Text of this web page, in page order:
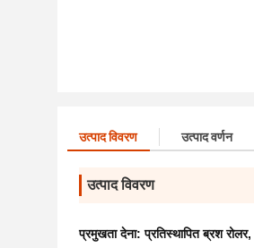
उत्पाद विवरण उत्पाद वर्णन
उत्पाद विवरण
प्रमुखता देना:प्रतिस्थापित ब्रश रोलर,